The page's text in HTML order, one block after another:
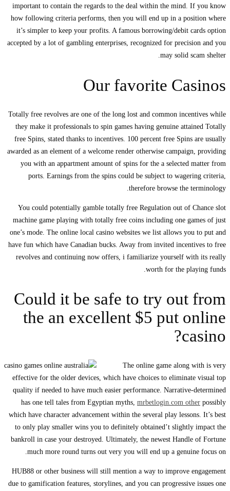
important to contain the regards to the deal within the mind. If you know
how following criteria performs, then you will end up in a position where
it’s simpler to keep your profits. A famous borrowing/debit cards option
accepted by a lot of gambling enterprises, recognized for precision and you
may solid scam shelter.
Our favorite Casinos
Totally free revolves are one of the long lost and common incentives while
they make it professionals to spin games having genuine attained Totally
free Spins, stated thanks to incentives. 100 percent free Spins are usually
awarded as an element of a welcome render otherwise campaign, providing
you with an appartment amount of spins for the a selected matter from
ports. Earnings from the spins could be subject to wagering criteria,
therefore browse the terminology.
You could potentially gamble totally free Regulation out of Chance slot
machine game playing with totally free coins including one games of just
one’s mode. The online local casino websites we list allows you to put and
have fun which have Canadian bucks. Away from invited incentives to free
revolves and continuing now offers, i familiarize yourself with its really
worth for the playing funds.
Could it be safe to try out from
the an excellent $5 put online
casino?
The online game along with is very
effective for the older devices, which have choices to eliminate visual top
quality if needed to have much easier performance. Narrative-determined
has one tell tales from Egyptian myths, mrbetlogin.com other possibly
which have character advancement within the several play lessons. It’s best
to only play smaller wins you to definitely obtained’t slightly impact the
bankroll in case your destroyed. Ultimately, the newest Handle of Fortune
much more round turns out very you will end up a genuine focus on.
HUB88 or other business will still mention a way to improve engagement
due to gamification features, storylines, and you can progressive issues one